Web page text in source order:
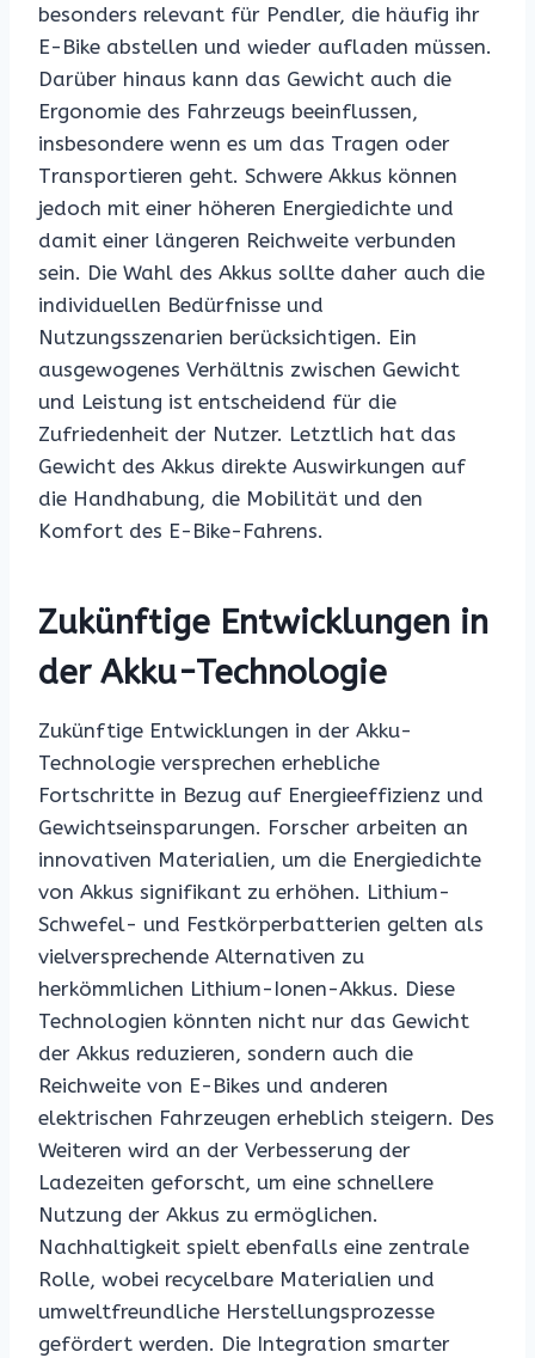
besonders relevant für Pendler, die häufig ihr
E-Bike abstellen und wieder aufladen müssen.
Darüber hinaus kann das Gewicht auch die
Ergonomie des Fahrzeugs beeinflussen,
insbesondere wenn es um das Tragen oder
Transportieren geht. Schwere Akkus können
jedoch mit einer höheren Energiedichte und
damit einer längeren Reichweite verbunden
sein. Die Wahl des Akkus sollte daher auch die
individuellen Bedürfnisse und
Nutzungsszenarien berücksichtigen. Ein
ausgewogenes Verhältnis zwischen Gewicht
und Leistung ist entscheidend für die
Zufriedenheit der Nutzer. Letztlich hat das
Gewicht des Akkus direkte Auswirkungen auf
die Handhabung, die Mobilität und den
Komfort des E-Bike-Fahrens.
Zukünftige Entwicklungen in
der Akku-Technologie
Zukünftige Entwicklungen in der Akku-
Technologie versprechen erhebliche
Fortschritte in Bezug auf Energieeffizienz und
Gewichtseinsparungen. Forscher arbeiten an
innovativen Materialien, um die Energiedichte
von Akkus signifikant zu erhöhen. Lithium-
Schwefel- und Festkörperbatterien gelten als
vielversprechende Alternativen zu
herkömmlichen Lithium-Ionen-Akkus. Diese
Technologien könnten nicht nur das Gewicht
der Akkus reduzieren, sondern auch die
Reichweite von E-Bikes und anderen
elektrischen Fahrzeugen erheblich steigern. Des
Weiteren wird an der Verbesserung der
Ladezeiten geforscht, um eine schnellere
Nutzung der Akkus zu ermöglichen.
Nachhaltigkeit spielt ebenfalls eine zentrale
Rolle, wobei recycelbare Materialien und
umweltfreundliche Herstellungsprozesse
gefördert werden. Die Integration smarter